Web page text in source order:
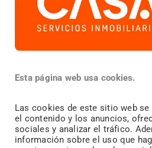
¿Vendes?
¿Alquilas?
Esta página web usa cookies.
Las cookies de este sitio web se
el contenido y los anuncios,
sociales y analizar el tráfico.
información sobre el uso que